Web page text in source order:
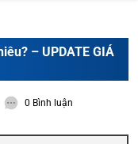
– UPDATE GIÁ
0 Bình luận